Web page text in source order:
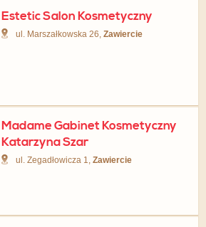
Estetic Salon Kosmetyczny
ul. Marszałkowska 26,Zawiercie
Madame Gabinet Kosmetyczny
Katarzyna Szar
ul. Zegadłowicza 1,Zawiercie